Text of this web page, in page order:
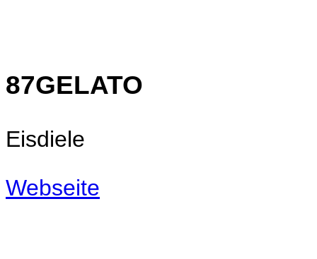
87GELATO
Eisdiele
Webseite